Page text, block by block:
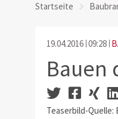
Startseite
19.04.2016 09:28
Bauen
Teaserbild-Quelle: